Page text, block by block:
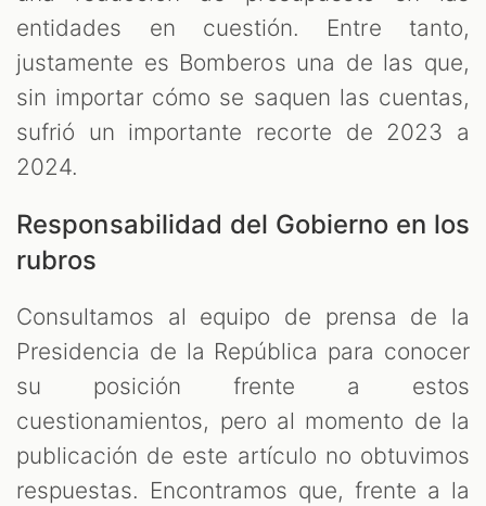
entidades en cuestión. Entre tanto,
justamente es Bomberos una de las que,
sin importar cómo se saquen las cuentas,
sufrió un importante recorte de 2023 a
2024.
Responsabilidad del Gobierno en los
rubros
Consultamos al equipo de prensa de la
Presidencia de la República para conocer
su posición frente a estos
cuestionamientos, pero al momento de la
publicación de este artículo no obtuvimos
respuestas. Encontramos que, frente a la